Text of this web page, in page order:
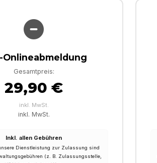
Onlineabmeldung
Gesamtpreis:
29,90 €
inkl. MwSt.
inkl. MwSt.
Inkl. allen Gebühren
Dienstleistung zur Zulassung sind
(z. B. Zulassungsstelle,